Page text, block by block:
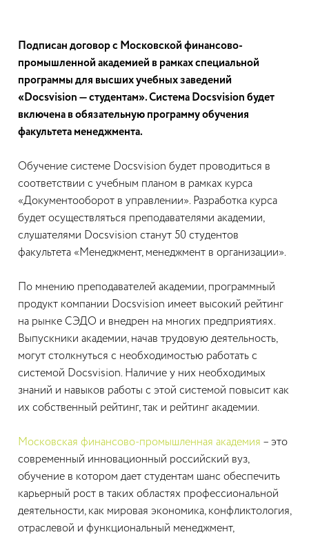
Подписан договор с Московской финансово-
промышленной академией в рамках специальной
программы для высших учебных заведений
«Docsvision — студентам». Система Docsvision будет
включена в обязательную программу обучения
факультета менеджмента.
Обучение системе Docsvision будет проводиться в
соответствии с учебным планом в рамках курса
«Документооборот в управлении». Разработка курса
будет осуществляться преподавателями академии,
слушателями Docsvision станут 50 студентов
факультета «Менеджмент, менеджмент в организации».
По мнению преподавателей академии, программный
продукт компании Docsvision имеет высокий рейтинг
на рынке СЭДО и внедрен на многих предприятиях.
Выпускники академии, начав трудовую деятельность,
могут столкнуться с необходимостью работать с
системой Docsvision. Наличие у них необходимых
знаний и навыков работы с этой системой повысит как
их собственный рейтинг, так и рейтинг академии.
Московская финансово-промышленная академия – это
современный инновационный российский вуз,
обучение в котором дает студентам шанс обеспечить
карьерный рост в таких областях профессиональной
деятельности, как мировая экономика, конфликтология,
отраслевой и функциональный менеджмент,